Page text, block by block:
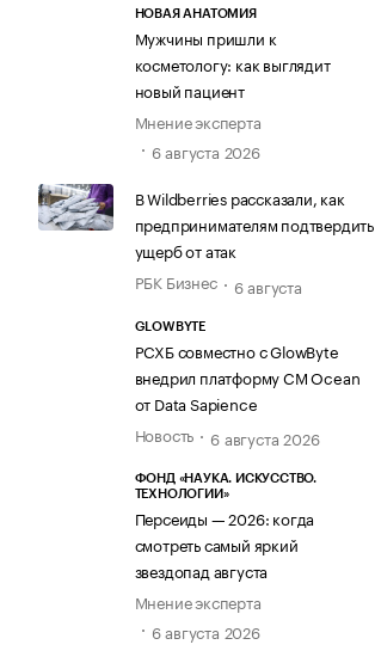
НОВАЯ АНАТОМИЯ
Мужчины пришли к
косметологу: как выглядит
новый пациент
Мнение эксперта
6 августа 2026
В Wildberries рассказали, как
предпринимателям подтвердить
ущерб от атак
РБК Бизнес
6 августа
GLOWBYTE
РСХБ совместно с GlowByte
внедрил платформу CM Ocean
от Data Sapience
Новость
6 августа 2026
ФОНД «НАУКА. ИСКУССТВО.
ТЕХНОЛОГИИ»
Персеиды — 2026: когда
смотреть самый яркий
звездопад августа
Мнение эксперта
6 августа 2026